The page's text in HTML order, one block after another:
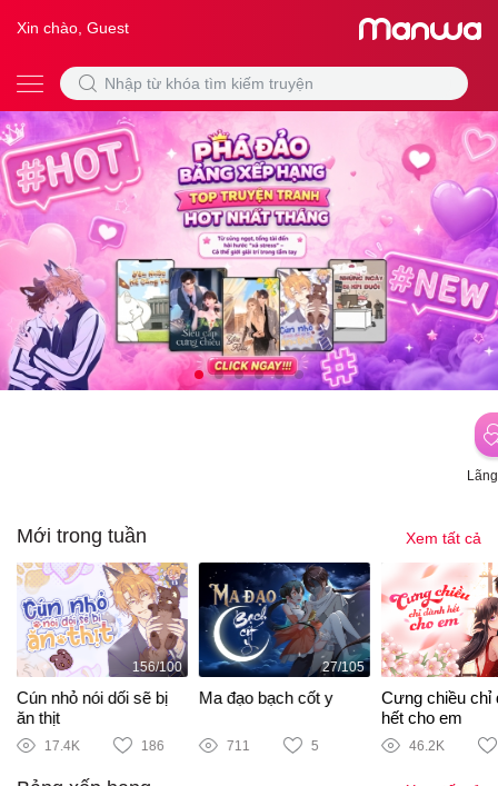
Xin chào, Guest
Mới trong tuần Xem tất cả
156/100
Cún nhỏ nói dối sẽ bị
ăn thịt
17.4K 186
27/105
Ma đạo bạch cốt y
711 5
Cưng chiều chỉ
hết cho em
46.2K